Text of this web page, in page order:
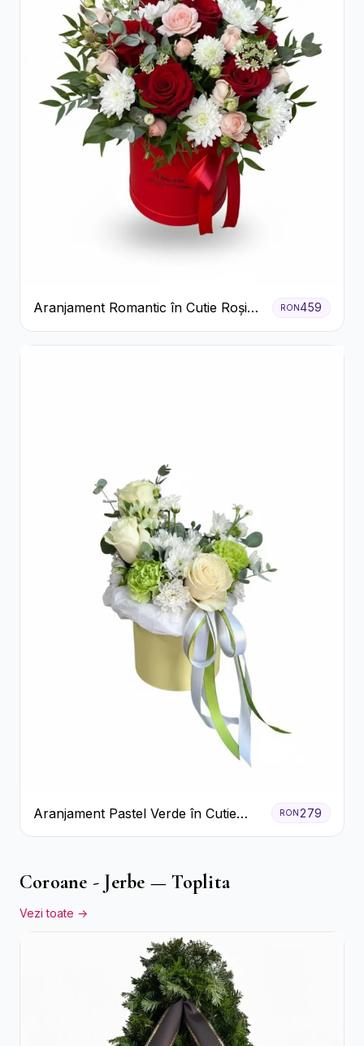
Aranjament Romantic în Cutie Roșie
cu Trandafiri și Crizanteme
RON459
Aranjament Pastel Verde în Cutie
Galben Pal
RON279
Coroane - Jerbe — Toplita
Vezi toate →